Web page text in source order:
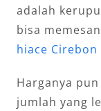
adalah
bisa
hiace Cirebon
Harganya
jumlah yang